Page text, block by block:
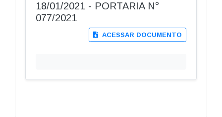
18/01/2021 - PORTARIA N°
077/2021
ACESSAR DOCUMENTO